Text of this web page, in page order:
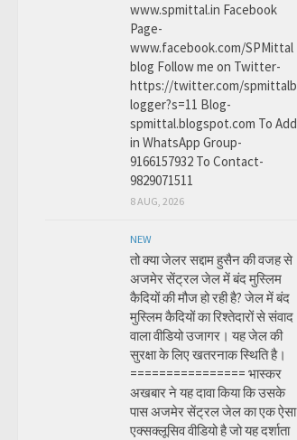
www.spmittal.in Facebook
Page-
www.facebook.com/SPMittal
blog Follow me on Twitter-
https://twitter.com/spmittalb
logger?s=11 Blog-
spmittal.blogspot.com To Add
in WhatsApp Group-
9166157932 To Contact-
9829071511
8 AUG, 2026
NEW
तो क्या जेलर सद्दाम हुसैन की वजह से
अजमेर सेंट्रल जेल में बंद मुस्लिम
कैदियों की मौज हो रही है? जेल में बंद
मुस्लिम कैदियों का रिश्तेदारों से संवाद
वाला वीडियो उजागर। यह जेल की
सुरक्षा के लिए खतरनाक स्थिति है।
================ भास्कर
अखबार ने यह दावा किया कि उसके
पास अजमेर सेंट्रल जेल का एक ऐसा
एक्सक्लूसिव वीडियो है जो यह दर्शाता